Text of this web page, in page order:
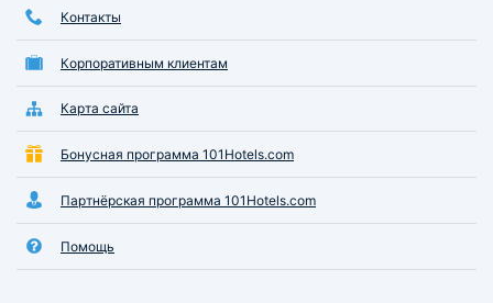
Контакты
Корпоративным клиентам
Карта сайта
Бонусная программа 101Hotels.com
Партнёрская программа 101Hotels.com
Помощь